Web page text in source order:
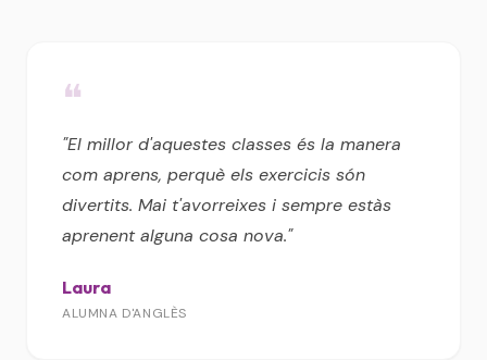
❝
"El millor d'aquestes classes és la manera
com aprens, perquè els exercicis són
divertits. Mai t'avorreixes i sempre estàs
aprenent alguna cosa nova."
Laura
ALUMNA D'ANGLÈS